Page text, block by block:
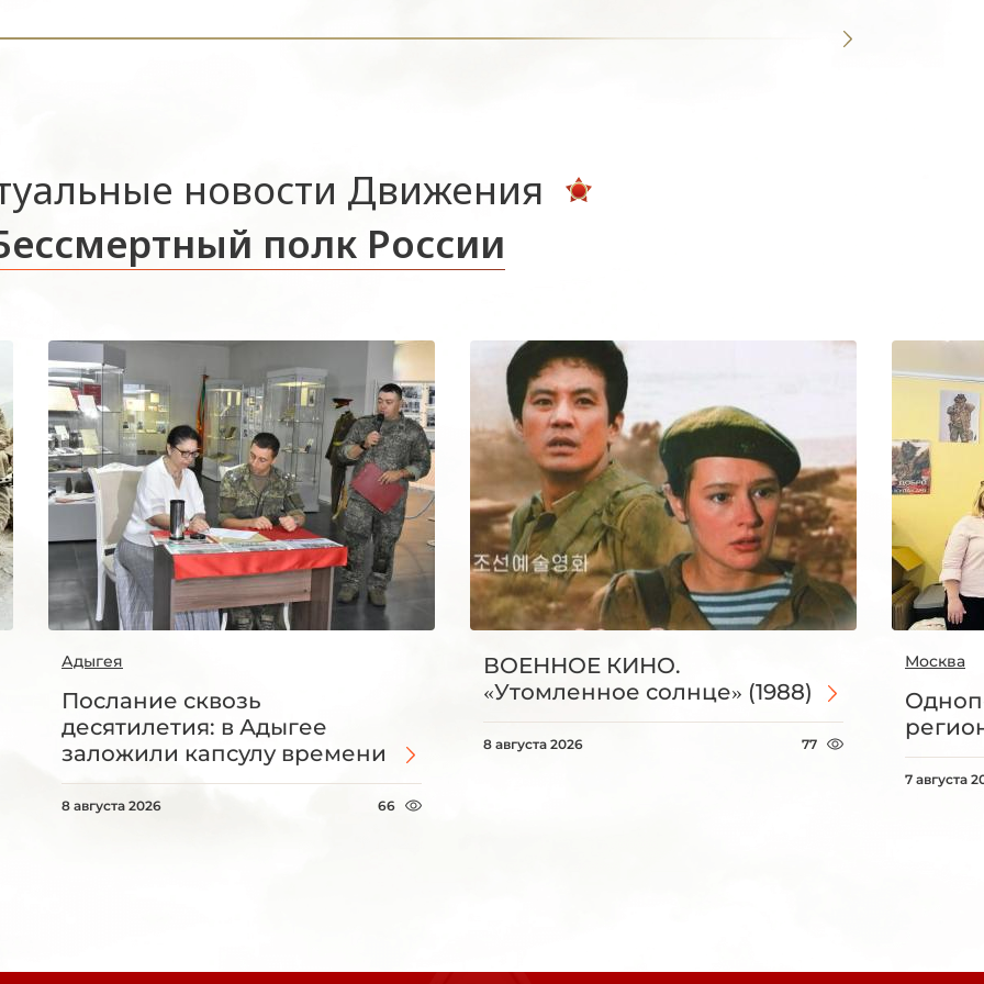
новости Движения
полк России
Адыгея
Послание сквозь
десятилетия: в Адыгее
заложили капсулу времени
8 августа 2026 66
ВОЕННОЕ КИНО.
«Утомленное солнце» (1988)
8 августа 2026 77
Москва
7 августа